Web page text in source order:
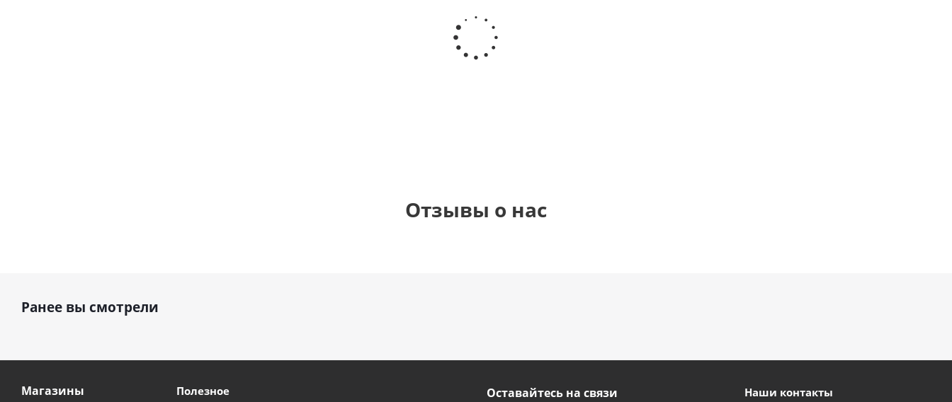
сердце,
моя
любовь
Отзывы о нас
Ранее вы смотрели
Магазины
Полезное
Оставайтесь на связи Наши контакты